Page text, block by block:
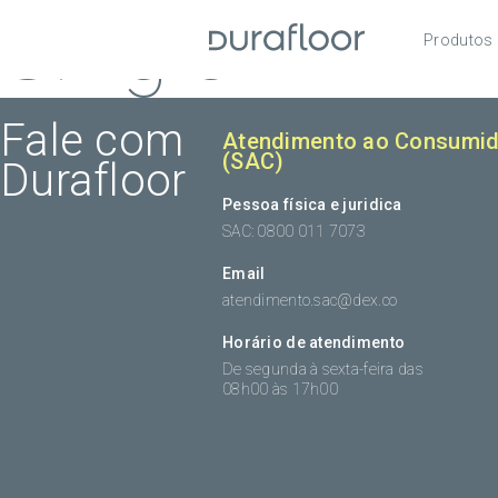
Produtos
Single
Fale com
Durafloor
Atendimento ao
(SAC)
Pessoa física e juridica
SAC: 0800 011 7073
Email
atendimento.sac@dex.co
Horário de atendimento
De segunda à sexta-feira das
08h00 às 17h00